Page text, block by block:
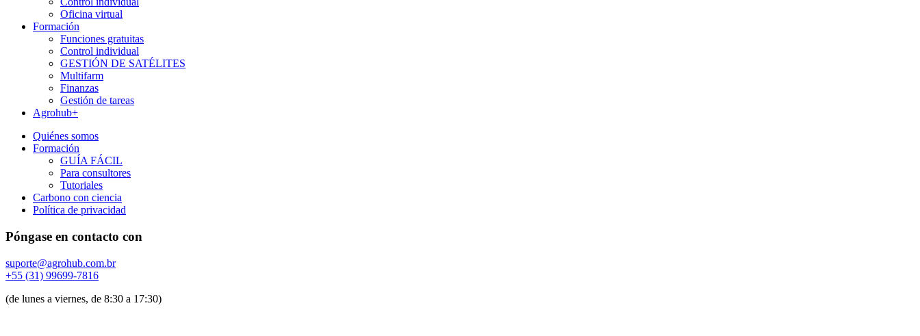
Oficina virtual
Formación
Funciones gratuitas
Control individual
GESTIÓN DE SATÉLITES
Multifarm
Finanzas
Gestión de tareas
Agrohub+
Quiénes somos
Formación
GUÍA FÁCIL
Para consultores
Tutoriales
Carbono con ciencia
Política de privacidad
Póngase en contacto con
suporte@agrohub.com.br
+55 (31) 99699-7816
(de lunes a viernes, de 8:30 a 17:30)